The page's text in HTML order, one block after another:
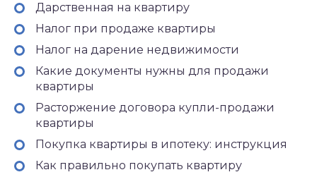
Дарственная на квартиру
Налог при продаже квартиры
Налог на дарение недвижимости
Какие документы нужны для продажи
квартиры
Расторжение договора купли-продажи
квартиры
Покупка квартиры в ипотеку: инструкция
Как правильно покупать квартиру